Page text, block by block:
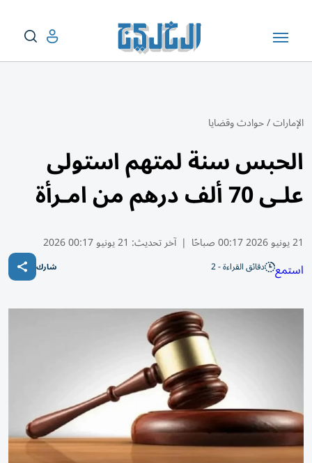
الإمارات/حوادث وقضايا
الحبس سنة لمتهم استولى
علـى 70 ألف درهم من امـرأة
21 يونيو 2026 00:17 صباحًا | آخر تحديث: 21 يونيو 00:17 2026
استمع دقائق القراءة - 2 شارك